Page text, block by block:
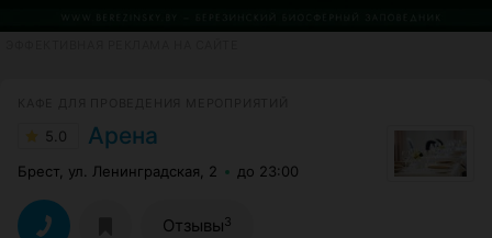
5.0 Арена
Брест, ул. Ленинградская, 2 до 23:00
Отзывы3